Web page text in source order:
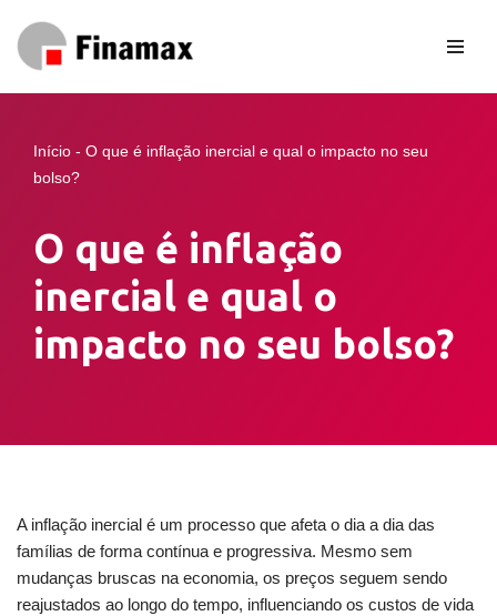
Pular
Início - O que é inflação inercial e qual o impacto no seu
bolso?
O que é inflação
inercial e qual o
impacto no seu bolso?
A inflação inercial é um processo que afeta o dia a dia das
famílias de forma contínua e progressiva. Mesmo sem
mudanças bruscas na economia, os preços seguem sendo
reajustados ao longo do tempo, influenciando os custos de vida